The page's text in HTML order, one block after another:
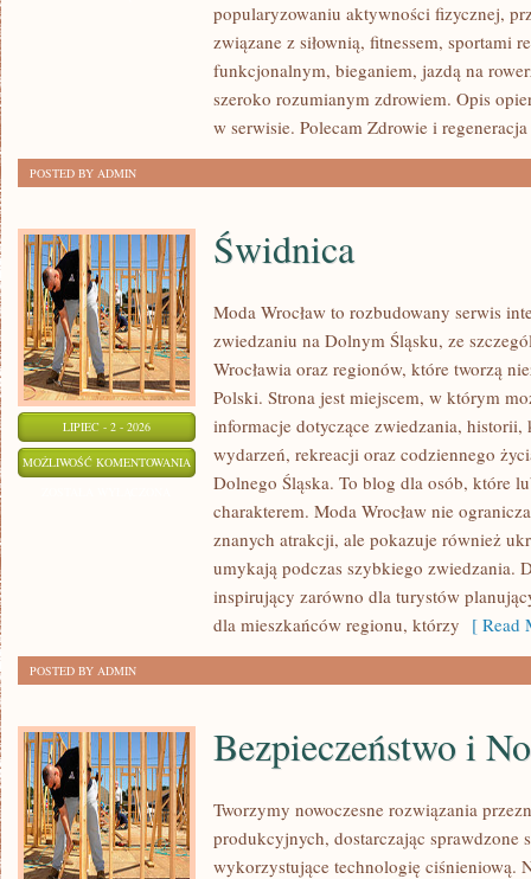
AKCESORIA
popularyzowaniu aktywności fizycznej,
związane z siłownią, fitnessem, sportami
funkcjonalnym, bieganiem, jazdą na
szeroko rozumianym zdrowiem. Opis
w serwisie. Polecam Zdrowie i
POSTED BY ADMIN
LIPIEC - 2 - 2026
MOŻLIWOŚĆ KOMENTOWANIA ŚWIDNICA
Świdnica
Moda Wrocław to rozbudowany serwis
zwiedzaniu na Dolnym Śląsku, ze
Wrocławia oraz regionów, które tworzą
Polski. Strona jest miejscem, w którym
informacje dotyczące zwiedzania,
wydarzeń, rekreacji oraz codziennego
Dolnego Śląska. To blog dla osób, które
charakterem. Moda Wrocław nie
znanych atrakcji, ale pokazuje również
umykają podczas szybkiego zwiedzania.
inspirujący zarówno dla turystów
dla mieszkańców regionu, którzy [ Read
POSTED BY ADMIN
Bezpieczeństwo i
Tworzymy nowoczesne rozwiązania
produkcyjnych, dostarczając sprawdzone
wykorzystujące technologię ciśnieniową.